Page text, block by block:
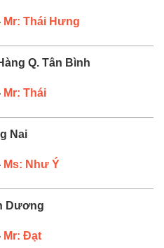
Mr: Thái Hưng
Q. Tân Bình
Mr: Thái
Nai
Ms: Như Ý
Dương
Mr: Đạt